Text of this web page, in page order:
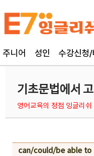
주니어 성인 수강신청/
기초문법에서
영어교육의 정점 잉글리
can/could/be able to